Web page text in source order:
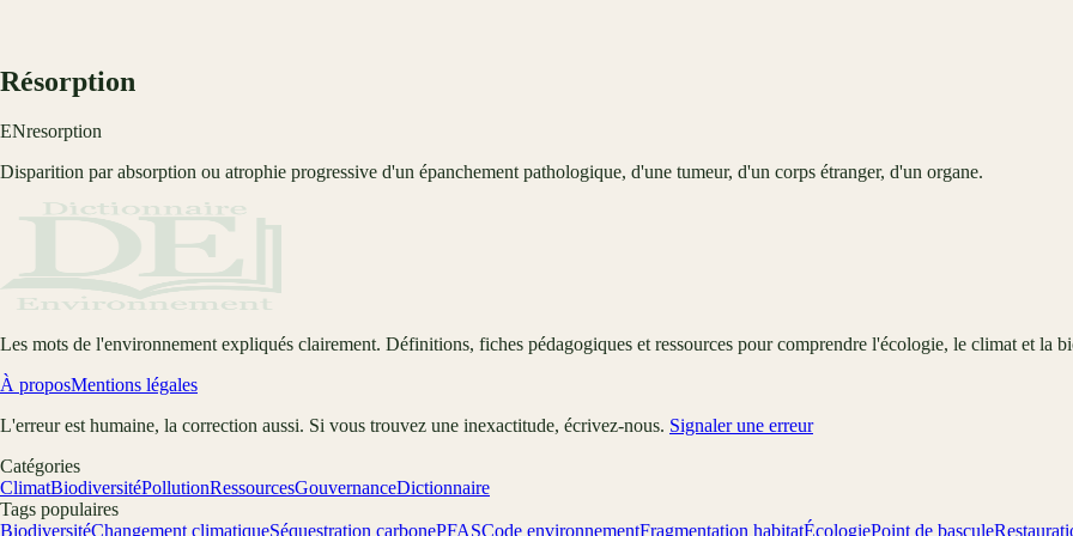
Résorption
ENresorption
Disparition par absorption ou atrophie progressive d'un épanchement pathologique, d'une tumeur, d'un corps étranger, d'un organe.
Les mots de l'environnement expliqués clairement. Définitions, fiches pédagogiques et ressources pour comprendre l'écologie, le climat et la
À proposMentions légales
L'erreur est humaine, la correction aussi. Si vous trouvez une inexactitude, écrivez-nous. Signaler une erreur
Catégories
ClimatBiodiversitéPollutionRessourcesGouvernanceDictionnaire
Tags populaires
BiodiversitéChangement climatiqueSéquestration carbonePFASCode environnementFragmentation habitatÉcologiePoint de bascule